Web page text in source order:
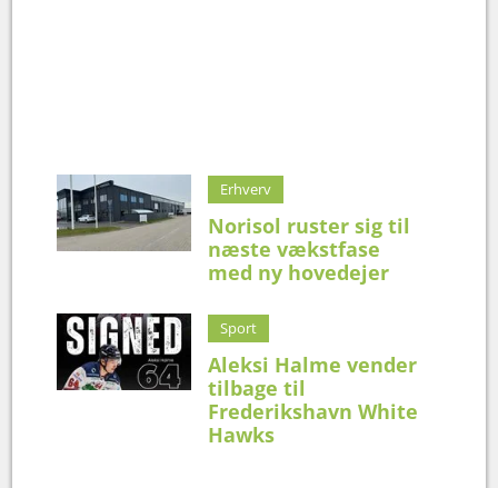
Erhverv
Norisol ruster sig til
næste vækstfase
med ny hovedejer
Sport
Aleksi Halme vender
tilbage til
Frederikshavn White
Hawks